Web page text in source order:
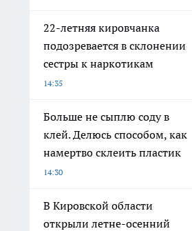
22-летняя кировчанка
подозревается в склонении
сестры к наркотикам
14:35
Больше не сыплю соду в
клей. Делюсь способом, как
намертво склеить пластик
14:30
В Кировской области
открыли летне-осенний